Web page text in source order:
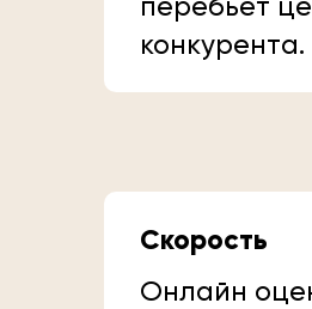
конкурента.
Скорость
Онлайн